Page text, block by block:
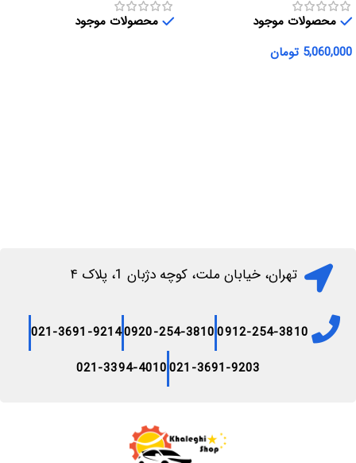
محصولات موجود
5,060,000 تومان
محصولات موجود
تهران، خیابان ملت، کوچه دژبان 1، پلاک ۴
0912-254-3810
0920-254-3810
021-3691-9214
021-3691-9203
021-3394-4010